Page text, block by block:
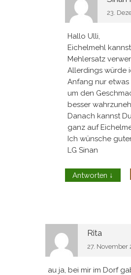
23.
Hallo Ulli,
Eichelmehl
Mehlersatz
Allerdings würde
Anfang nur etwas
um den
besser
Danach kannst
ganz auf
Ich wünsche
LG Sinan
Antworten ↓
Rita
27. November
au ja, bei mir im Dorf